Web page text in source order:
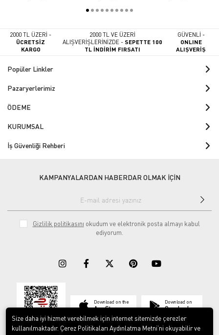
2000 TL ÜZERİ -
ÜCRETSİZ
KARGO
2000 TL VE ÜZERİ
ALIŞVERİŞLERİNİZDE -SEPETTE 100
TL İNDİRİM FIRSATI
GÜVENLİ -
ONLINE
ALIŞVERİŞ
Popüler Linkler
Pazaryerlerimiz
ÖDEME
KURUMSAL
İş Güvenliği Rehberi
KAMPANYALARDAN HABERDAR OLMAK İÇİN
Gizlilik politikasını okudum ve elektronik posta almayı kabul
ediyorum.
Download on the
App Store
Download on
Google play
Size daha iyi hizmet verebilmek için internet sitemizde çerezler
kullanılmaktadır. Çerez Politikaları Aydınlatma Metni’ni okuyabilir ve